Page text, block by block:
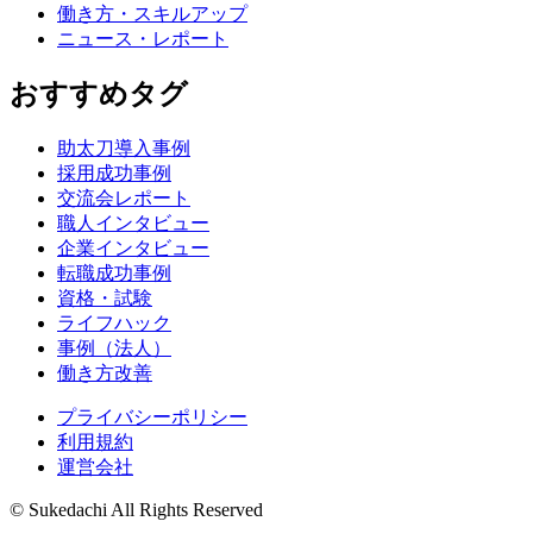
働き方・スキルアップ
ニュース・レポート
おすすめタグ
助太刀導入事例
採用成功事例
交流会レポート
職人インタビュー
企業インタビュー
転職成功事例
資格・試験
ライフハック
事例（法人）
働き方改善
プライバシーポリシー
利用規約
運営会社
© Sukedachi All Rights Reserved